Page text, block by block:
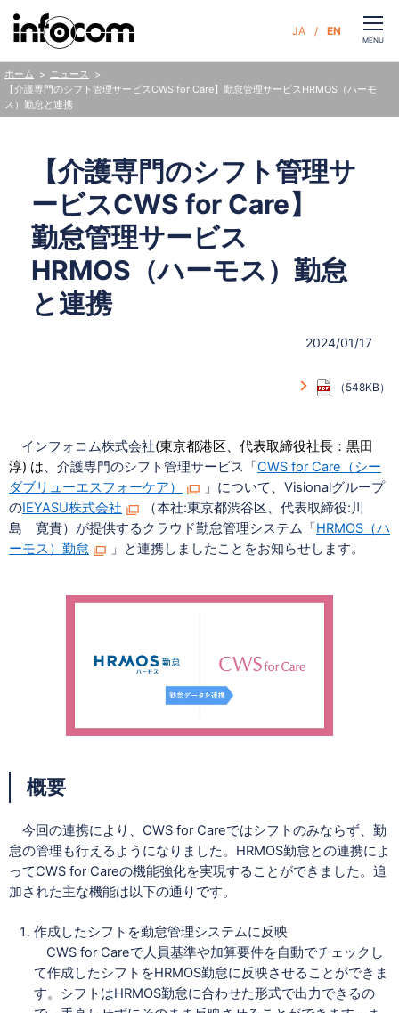
CLOSE
MENU
ニュース
【介護専門のシフト管理サービスCWS for Care】 勤怠管理サービスHRMOS（ハーモ
ス）勤怠と連携
【介護専門のシフト管理サ
ービスCWS for Care】
勤怠管理サービス
HRMOS（ハーモス）勤怠
と連携
2024/01/17
（548KB）
インフォコム株式会社(東京都港区、代表取締役社長：黒田
淳) は、 介護専門のシフト管理サービス「 CWS for Care （シー
ダブリューエスフォーケア）
」について、Visionalグループ
のIEYASU株式会社
（本社:東京都渋谷区、代表取締役:川
島 寛貴）が提供するクラウド勤怠管理システム「 HRMOS （ハ
ーモス）勤怠
」と連携しましたことをお知らせします。
概要
今回の連携により、CWS for Careではシフトのみならず、勤
怠の管理も行えるようになりました。HRMOS勤怠との連携によ
ってCWS for Careの機能強化を実現することができました。追
加された主な機能は以下の通りです。
作成したシフトを勤怠管理システムに反映
CWS for Careで人員基準や加算要件を自動でチェックし
て作成したシフトをHRMOS勤怠に反映させることができま
す。シフトはHRMOS勤怠に合わせた形式で出力できるの
JA EN
ホーム
企業情報
サステナビリティ
ニュース
人財・採用